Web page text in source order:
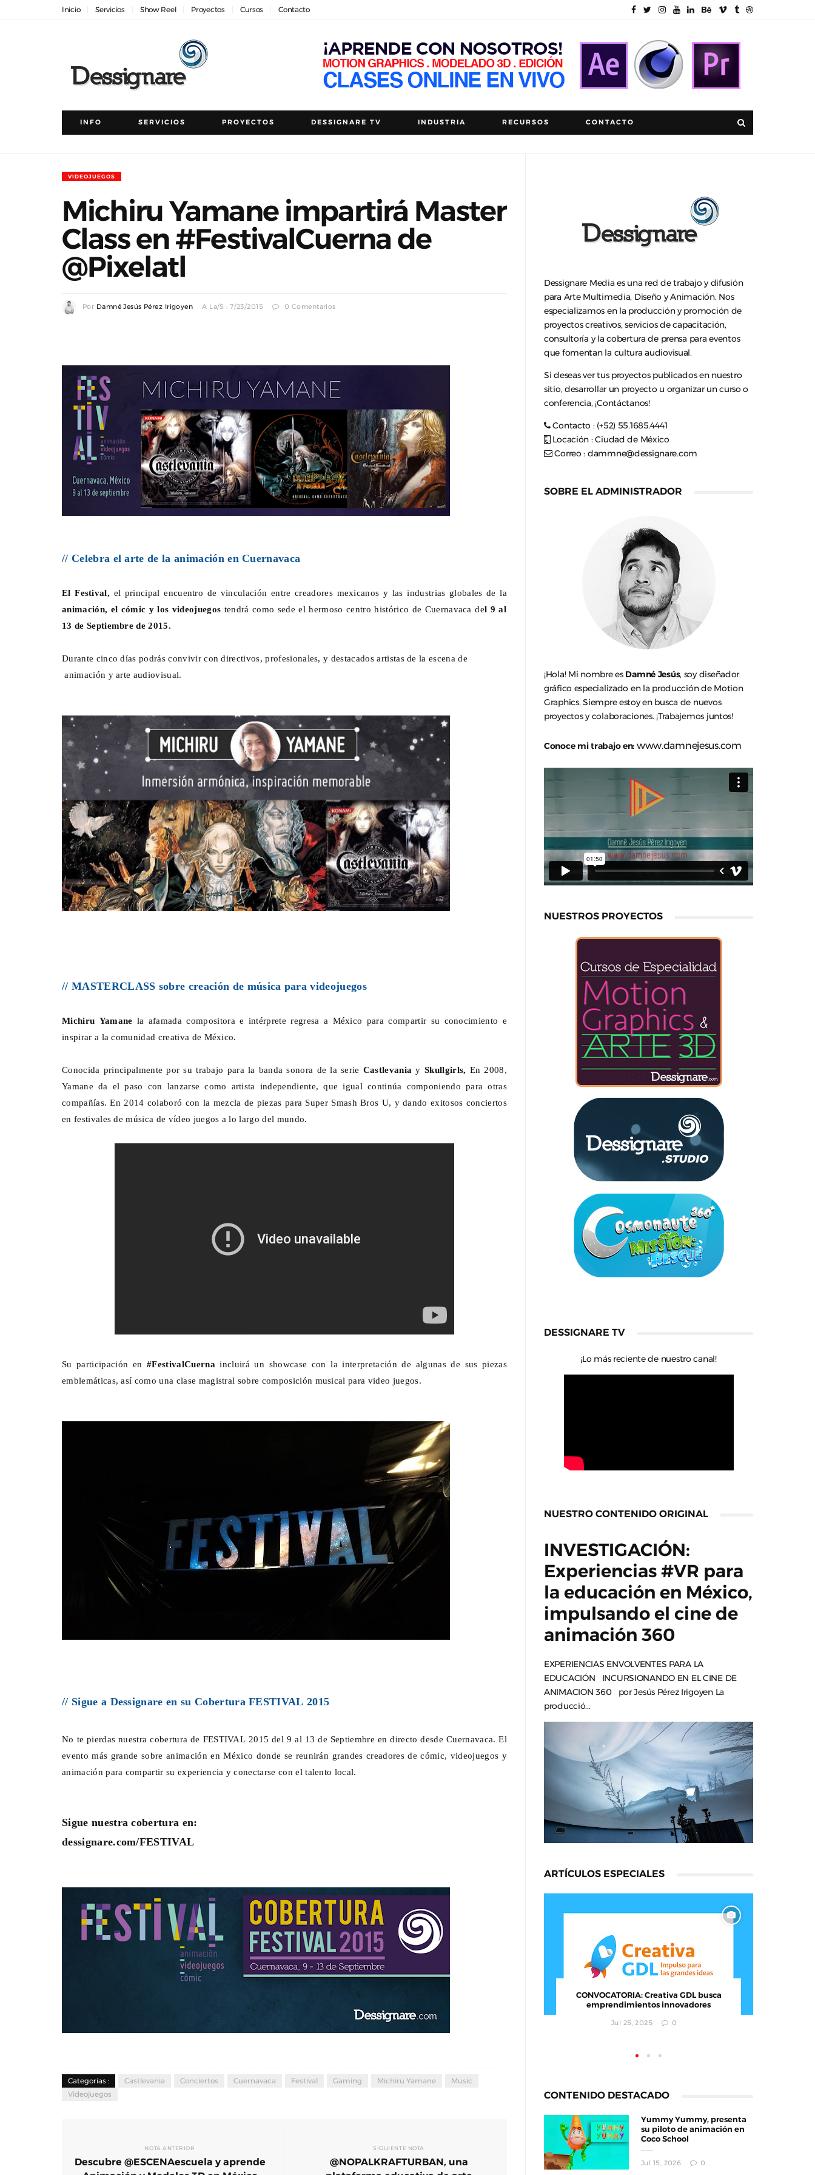
Inicio Servicios Show Reel Proyectos Cursos Contacto
INFO SERVICIOS PROYECTOS DESSIGNARE TV INDUSTRIA RECURSOS CONTACTO
VIDEOJUEGOS
Michiru Yamane impartirá Master
Class en #FestivalCuerna de
@Pixelatl
Por Damné Jesús Pérez Irigoyen A La/s : 7/23/2015 0 Comentarios
// Celebra el arte de la animación en Cuernavaca
El Festival, el principal encuentro de vinculación entre creadores mexicanos y las industrias globales de la
animación, el cómic y los videojuegos tendrá como sede el hermoso centro histórico de Cuernavaca del 9 al
13 de Septiembre de 2015.
Durante cinco días podrás convivir con directivos, profesionales, y destacados artistas de la escena de
animación y arte audiovisual.
// MASTERCLASS sobre creación de música para videojuegos
Michiru Yamane la afamada compositora e intérprete regresa a México para compartir su conocimiento e
inspirar a la comunidad creativa de México.
Conocida principalmente por su trabajo para la banda sonora de la serie Castlevania y Skullgirls, En 2008,
Yamane da el paso con lanzarse como artista independiente, que igual continúa componiendo para otras
compañías. En 2014 colaboró con la mezcla de piezas para Super Smash Bros U, y dando exitosos conciertos
en festivales de música de vídeo juegos a lo largo del mundo.
Su participación en #FestivalCuerna incluirá un showcase con la interpretación de algunas de sus piezas
emblemáticas, así como una clase magistral sobre composición musical para video juegos.
// Sigue a Dessignare en su Cobertura FESTIVAL 2015
No te pierdas nuestra cobertura de FESTIVAL 2015 del 9 al 13 de Septiembre en directo desde Cuernavaca. El
evento más grande sobre animación en México donde se reunirán grandes creadores de cómic, videojuegos y
animación para compartir su experiencia y conectarse con el talento local.
Sigue nuestra cobertura en:
dessignare.com/FESTIVAL
Categorías : Castlevania Conciertos Cuernavaca Festival Gaming Michiru Yamane
Music
Videojuegos
NOTA ANTERIOR
Descubre @ESCENAescuela y aprende
SIGUIENTE NOTA
@NOPALKRAFTURBAN, una
Dessignare Media es una red de trabajo y difusión
para Arte Multimedia, Diseño y Animación. Nos
especializamos en la producción y promoción de
proyectos creativos, servicios de capacitación,
consultoría y la cobertura de prensa para eventos
que fomentan la cultura audiovisual.
Si deseas ver tus proyectos publicados en nuestro
sitio, desarrollar un proyecto u organizar un curso o
conferencia, ¡Contáctanos!
Contacto : (+52) 55.1685.4441
Locación : Ciudad de México
Correo : dammne@dessignare.com
SOBRE EL ADMINISTRADOR
¡Hola! Mi nombre es Damné Jesús, soy diseñador
gráfico especializado en la producción de Motion
Graphics. Siempre estoy en busca de nuevos
proyectos y colaboraciones. ¡Trabajemos juntos!
Conoce mi trabajo en: www.damnejesus.com
NUESTROS PROYECTOS
DESSIGNARE TV
¡Lo más reciente de nuestro canal!
NUESTRO CONTENIDO ORIGINAL
INVESTIGACIÓN:
Experiencias #VR para
la educación en México,
impulsando el cine de
animación 360
EXPERIENCIAS ENVOLVENTES PARA LA
EDUCACIÓN INCURSIONANDO EN EL CINE DE
ANIMACION 360 por Jesús Pérez Irigoyen La
producció...
ARTÍCULOS ESPECIALES
CONVOCATORIA: Creativa GDL busca
emprendimientos innovadores
Jul 25, 2025 0
Ciudad del Ahorro, una experiencia
Dic 01, 2025 0
CONTENIDO DESTACADO
Yummy Yummy, presenta
su piloto de animación en
Coco School
Jul 15, 2026 0